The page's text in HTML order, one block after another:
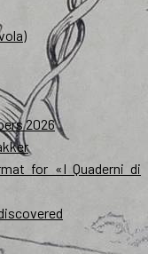
2026
for «I Quaderni di